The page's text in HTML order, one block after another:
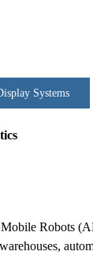
Systems
Robots